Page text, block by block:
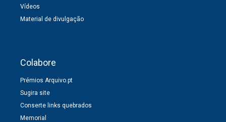
Vídeos
Material de divulgação
Colabore
Prémios Arquivo.pt
Sugira site
Conserte links quebrados
Memorial